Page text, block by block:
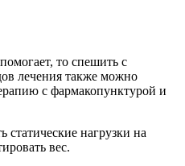
то спешить с
лечения также можно
с фармакопунктурой и
статические нагрузки на
вес.